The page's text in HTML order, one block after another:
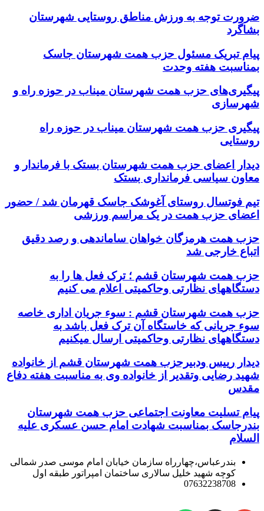
ضرورت توجه به ورزش مناطق روستایی شهرستان
بشاگرد
پیام تبریک مسئول حزب همت شهرستان جاسک
بمناسبت هفته وحدت
پیگیری‌های حزب همت شهرستان میناب در حوزه راه و
شهرسازی
پیگیری حزب همت شهرستان میناب در حوزه راه
روستایی
دیدار اعضای حزب همت شهرستان بستک با فرماندار و
معاون سیاسی فرمانداری بستک
تیم فوتسال روستای آغوشک جاسک قهرمان شد / حضور
اعضای حزب همت در یک مراسم ورزشی
حزب همت هرمزگان خواهان ساماندهی و رصد دقیق
اتباع خارجی شد
حزب همت شهرستان قشم ؛ ترک فعل ها را به
دستگاههای نظارتی وحاکمیتی اعلام می کنیم
حزب همت شهرستان قشم : سوء جریان اداری خاصه
سوء جریانی که خاستگاه آن ترک فعل باشد به
دستگاههای نظارتی وحاکمیتی ارسال میکنیم
دیدار رییس ودبیرحزب همت شهرستان قشم از خانواده
شهید رضایی وتقدیر از خانواده وی به مناسبت هفته دفاع
مقدس
پیام تسلیت معاونت اجتماعی حزب همت شهرستان
بندرجاسک بمناسبت شهادت امام حسن عسکری علیه
السلام
بندرعباس،چهارراه سازمان خیابان امام موسی صدر شمالی
کوچه شهید خلیل سالاری ساختمان امپراتور طبقه اول
07632238708